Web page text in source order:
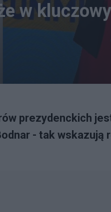
w
prezydenckich
- tak wskazują